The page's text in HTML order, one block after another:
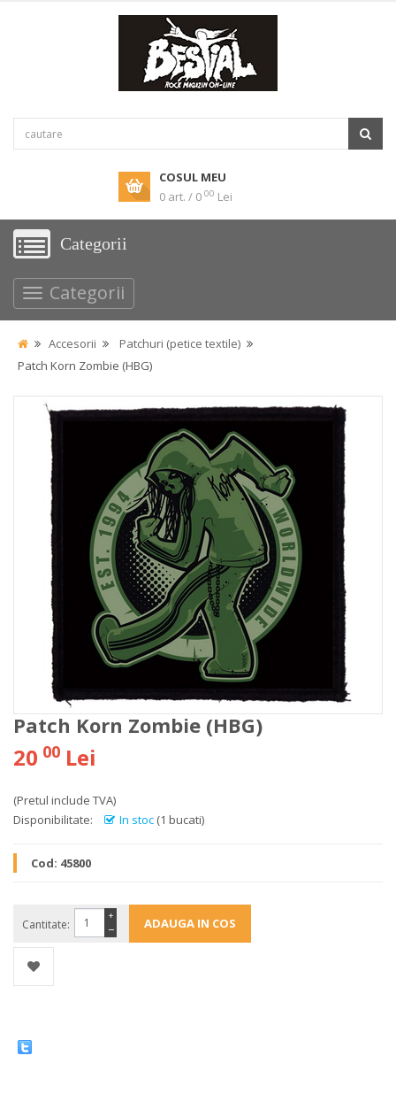
COSUL MEU
0 art. / 0 00 Lei
Categorii
Categorii
Accesorii
Patchuri (petice textile)
Patch Korn Zombie (HBG)
Patch Korn Zombie (HBG)
20 00 Lei
(Pretul include TVA)
Disponibilitate:
In stoc (1 bucati)
Cod: 45800
Cantitate: −
+